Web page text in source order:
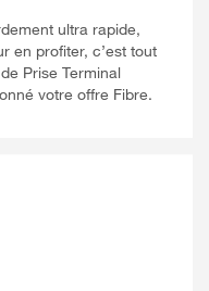
ultra rapide,
en profiter, c’est tout
Prise Terminal
votre offre Fibre.